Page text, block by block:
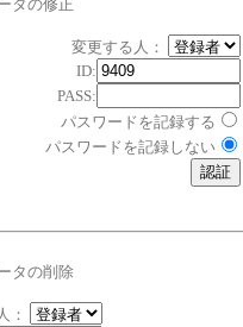
タの修正
変更する人：
ID:
PASS:
パスワードを記録する
パスワードを記録しない
タの削除
：